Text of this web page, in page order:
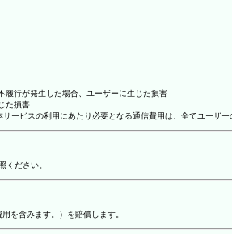
履行が発生した場合、ユーザーに生じた損害
た損害
ービスの利用にあたり必要となる通信費用は、全てユーザー
ください。
を含みます。）を賠償します。